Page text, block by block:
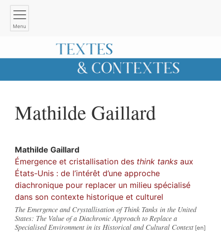
Menu
Mathilde Gaillard
Mathilde Gaillard
Émergence et cristallisation des think tanks aux
États-Unis : de l’intérêt d’une approche
diachronique pour replacer un milieu spécialisé
dans son contexte historique et culturel
The Emergence and Crystallisation of Think Tanks in the United
States: The Value of a Diachronic Approach to Replace a
Specialised Environment in its Historical and Cultural Context